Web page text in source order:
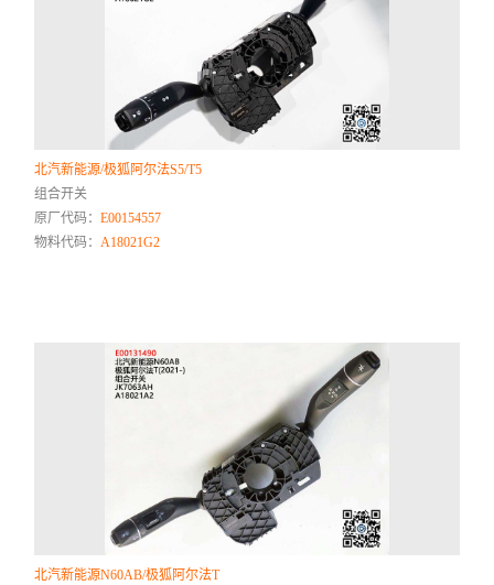
北汽新能源/极狐阿尔法S5/T5
组合开关
原厂代码：E00154557
物料代码：A18021G2
北汽新能源N60AB/极狐阿尔法T